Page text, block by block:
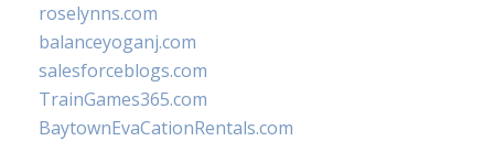
roselynns.com
balanceyoganj.com
salesforceblogs.com
TrainGames365.com
BaytownEvaCationRentals.com